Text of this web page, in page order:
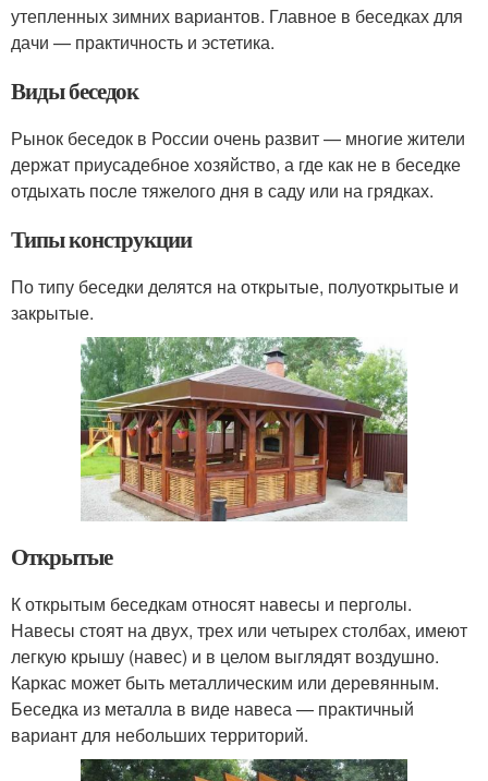
утепленных зимних вариантов. Главное в беседках для
дачи — практичность и эстетика.
Виды беседок
Рынок беседок в России очень развит — многие жители
держат приусадебное хозяйство, а где как не в беседке
отдыхать после тяжелого дня в саду или на грядках.
Типы конструкции
По типу беседки делятся на открытые, полуоткрытые и
закрытые.
Открытые
К открытым беседкам относят навесы и перголы.
Навесы стоят на двух, трех или четырех столбах, имеют
легкую крышу (навес) и в целом выглядят воздушно.
Каркас может быть металлическим или деревянным.
Беседка из металла в виде навеса — практичный
вариант для небольших территорий.